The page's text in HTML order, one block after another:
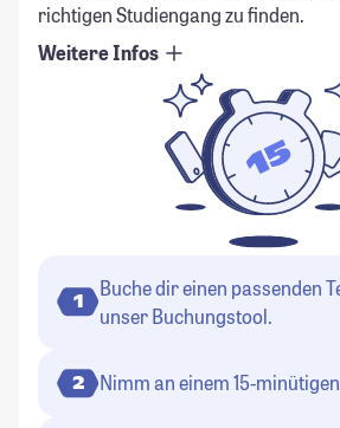
richtigen Studiengang zu finden.
Weitere Infos
1
Buche dir einen passenden
unser Buchungstool.
2 Nimm an einem 15-